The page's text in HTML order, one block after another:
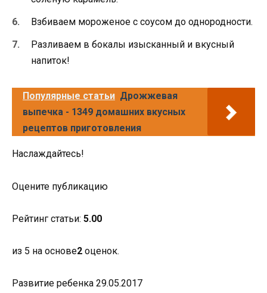
Взбиваем мороженое с соусом до однородности.
Разливаем в бокалы изысканный и вкусный
напиток!
Популярные статьи Дрожжевая
выпечка - 1349 домашних вкусных
рецептов приготовления
Наслаждайтесь!
Оцените публикацию
Рейтинг статьи: 5.00
из 5 на основе2 оценок.
Развитие ребенка 29.05.2017